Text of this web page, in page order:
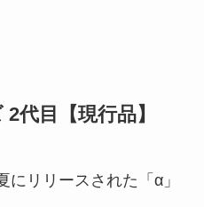
代目【現行品】
リリースされた「α」